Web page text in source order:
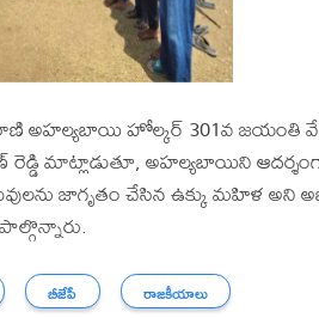
అహల్యబాయి హోల్కర్ 301వ జయంతి
రెడ్డి మాట్లాడుతూ, అహల్యబాయిని
జాగృతం చేసిన ఉక్కు మహిళ అని
బీజేపీ రాజకీయాలు